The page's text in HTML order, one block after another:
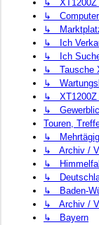
↳ XT1200Z
↳
↳
↳ Ich
↳ Ich
↳ Tausche
↳
↳ XT1200Z
↳
Touren,
↳
↳ Archiv /
↳
↳
↳ Baden-
↳ Archiv /
↳ Bayern